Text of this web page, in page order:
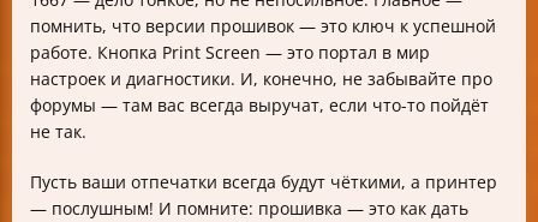
помнить, что версии прошивок — это ключ к успешной
работе. Кнопка Print Screen — это портал в мир
настроек и диагностики. И, конечно, не забывайте про
форумы — там вас всегда выручат, если что-то пойдёт
не так.
Пусть ваши отпечатки всегда будут чёткими, а принтер
— послушным! И помните: прошивка — это как дать